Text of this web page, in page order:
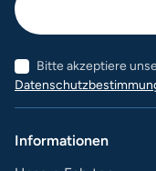
Bitte akzeptiere
Informationen